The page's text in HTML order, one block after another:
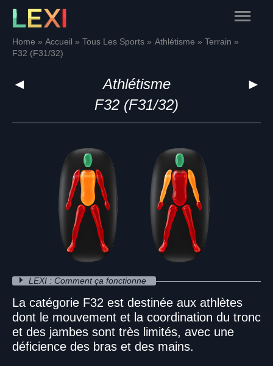
Skip
content
Main
Menu
Home Accueil Tous Les Sports Athlétisme
Terrain
F32 (F31/32)
◄ ►
Athlétisme
F32 (F31/32)
LEXI : Comment ça fonctionne
La catégorie F32 est destinée aux athlètes
dont le mouvement et la coordination du tronc
et des jambes sont très limités, avec une
déficience des bras et des mains.